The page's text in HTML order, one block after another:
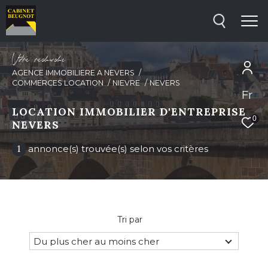
Fr
0
Vore recece
AGENCE IMMOBILIERE A NEVERS
COMMERCES LOCATION
NIEVRE NEVERS
LOCATION IMMOBILIER D'ENTREPRISE
NEVERS
1 annonce(s) trouvée(s) selon vos critères
Tri par
Du plus cher au moins cher
Effectuer une recherche
et trouver le bien qui correspond à vos
critères
Type d'offre
Type de bien